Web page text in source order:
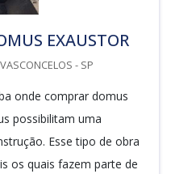
EXAUSTOR
- SP
onde comprar domus
possibilitam uma
Esse tipo de obra
os quais fazem parte de